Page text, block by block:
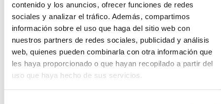
contenido y los anuncios, ofrecer funciones de redes
sociales y analizar el tráfico. Además, compartimos
información sobre el uso que haga del sitio web con
nuestros partners de redes sociales, publicidad y análisis
web, quienes pueden combinarla con otra información que
les haya proporcionado o que hayan recopilado a partir del
uso que haya hecho de sus servicios.
Asóciate! "Trabajar juntos, ya es un éxito"